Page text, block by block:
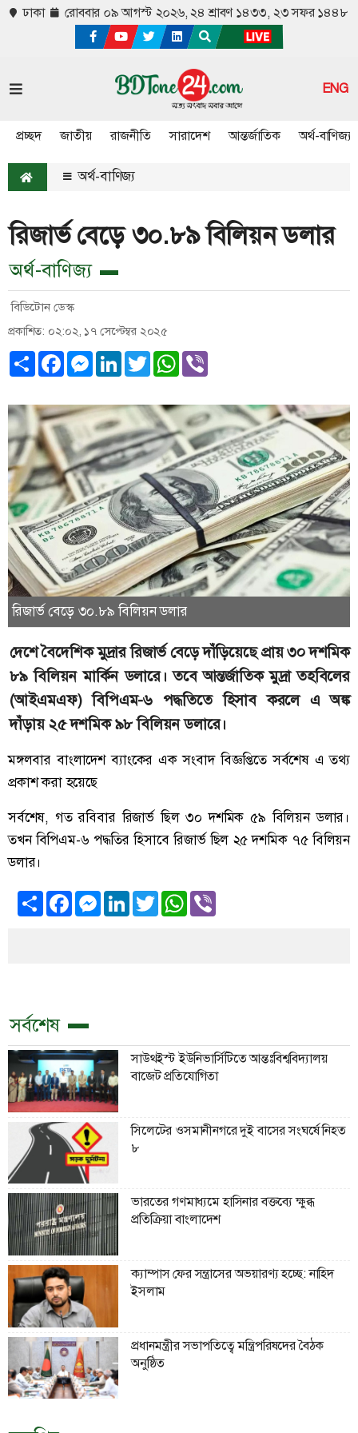
ঢাকা রোববার ০৯ আগস্ট ২০২৬,২৪ শ্রাবণ ১৪৩৩, ২৩ সফর ১৪৪৮
ENG
প্রচ্ছদ জাতীয় রাজনীতি সারাদেশ আন্তর্জাতিক অর্থ-বাণিজ্য
অর্থ-বাণিজ্য
রিজার্ভ বেড়ে ৩০.৮৯ বিলিয়ন ডলার
অর্থ-বাণিজ্য
বিডিটোন ডেস্ক
প্রকাশিত: ০২:০২, ১৭ সেপ্টেম্বর ২০২৫
ShareFacebookMessenger
LinkedInTwitterWhatsApp
রিজার্ভ বেড়ে ৩০.৮৯ বিলিয়ন ডলার
দেশে বৈদেশিক মুদ্রার রিজার্ভ বেড়ে দাঁড়িয়েছে প্রায় ৩০ দশমিক
৮৯ বিলিয়ন মার্কিন ডলারে। তবে আন্তর্জাতিক মুদ্রা তহবিলের
(আইএমএফ) বিপিএম-৬ পদ্ধতিতে হিসাব করলে এ অঙ্ক
দাঁড়ায় ২৫ দশমিক ৯৮ বিলিয়ন ডলারে।
মঙ্গলবার বাংলাদেশ ব্যাংকের এক সংবাদ বিজ্ঞপ্তিতে সর্বশেষ এ তথ্য
প্রকাশ করা হয়েছে
সর্বশেষ, গত রবিবার রিজার্ভ ছিল ৩০ দশমিক ৫৯ বিলিয়ন ডলার।
তখন বিপিএম-৬ পদ্ধতির হিসাবে রিজার্ভ ছিল ২৫ দশমিক ৭৫ বিলিয়ন
ডলার।
ShareFacebookMessenger
LinkedInTwitterWhatsApp
সর্বশেষ
সাউথইস্ট ইউনিভার্সিটিতে আন্তঃবিশ্ববিদ্যালয়
বাজেট প্রতিযোগিতা
সিলেটের ওসমানীনগরে দুই বাসের সংঘর্ষে নিহত
৮
ভারতের গণমাধ্যমে হাসিনার বক্তব্যে ক্ষুব্ধ
প্রতিক্রিয়া বাংলাদেশ
ক্যাম্পাস ফের সন্ত্রাসের অভয়ারণ্য হচ্ছে: নাহিদ
ইসলাম
প্রধানমন্ত্রীর সভাপতিত্বে মন্ত্রিপরিষদের বৈঠক
অনুষ্ঠিত